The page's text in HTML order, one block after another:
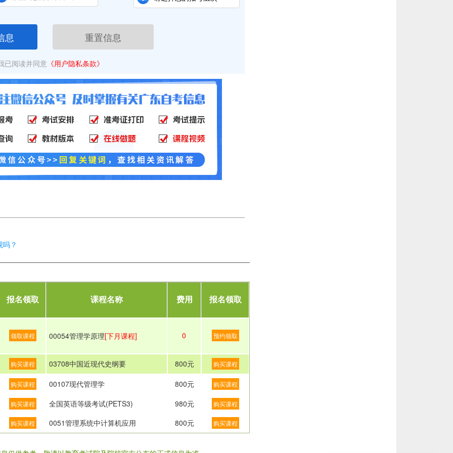
息 重置信息
已阅读并同意 《用户隐私条款》
？
报名领取 课程名称 费用 报名领取
领取课程 00054管理学原理[下月课程] 0 预约领取
购买课程 03708中国近现代史纲要 800元 购买课程
购买课程 00107现代管理学 800元 购买课程
购买课程 全国英语等级考试(PETS3) 980元 购买课程
购买课程 0051管理系统中计算机应用 800元 购买课程